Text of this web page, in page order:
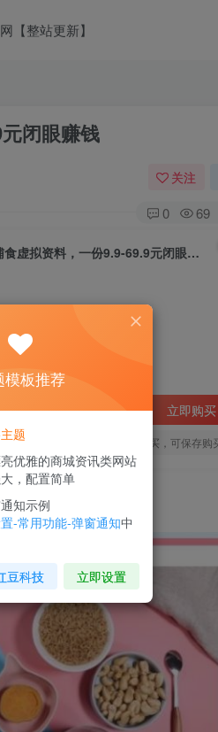
【整站更新】
闭眼赚钱
关注
0 69
适合宝妈的未来赛道，售卖婴儿辅食虚拟资料，一份9.9-69.9元闭眼赚钱
立即购买
您当前未登录！建议登陆后购买，可保存购
模板推荐
题
优雅的商城资讯类网站
，配置简单
知示例
-常用功能-弹窗通知中
豆科技 立即设置